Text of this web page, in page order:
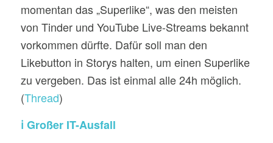
momentan das „Superlike“, was den meisten
von Tinder und YouTube Live-Streams bekannt
vorkommen dürfte. Dafür soll man den
Likebutton in Storys halten, um einen Superlike
zu vergeben. Das ist einmal alle 24h möglich.
(Thread)
ℹ️ Großer IT-Ausfall